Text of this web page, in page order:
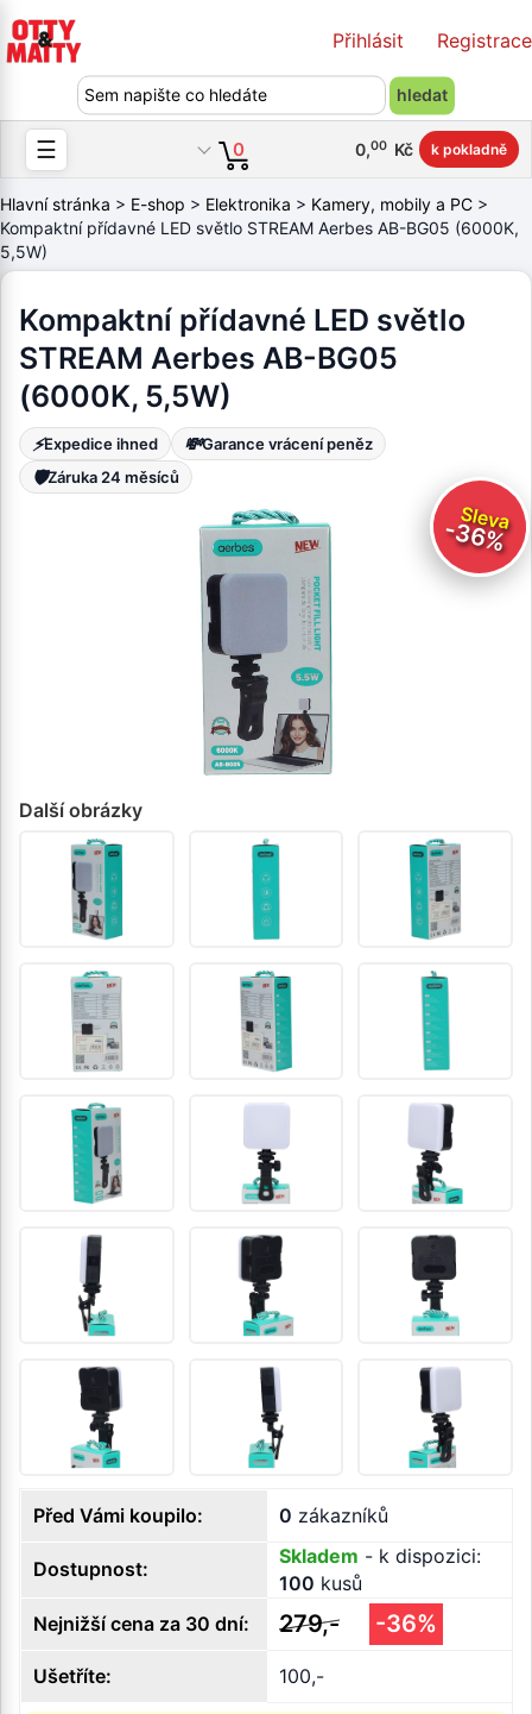
Přihlásit Registrace
☰ 0 0,00 Kč k pokladně
Hlavní stránka > E-shop > Elektronika > Kamery, mobily a PC >
Kompaktní přídavné LED světlo STREAM Aerbes AB-BG05 (6000K,
5,5W)
Kompaktní přídavné LED světlo
STREAM Aerbes AB-BG05
(6000K, 5,5W)
⚡Expedice ihned 💸Garance vrácení peněz
🛡️Záruka 24 měsíců
Sleva
-36%
Další obrázky
Před Vámi koupilo: 0 zákazníků
Dostupnost:
Skladem - k dispozici:
100 kusů
Nejnižší cena za 30 dní:
279,- -36%
Ušetříte: 100,-